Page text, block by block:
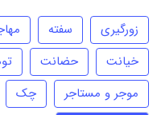
زورگیری سفته
خیانت
حضانت
موجر و مستاجر
چک